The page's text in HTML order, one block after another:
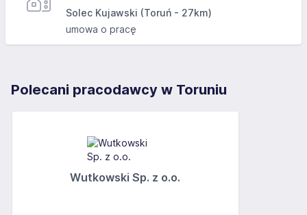
Solec Kujawski (Toruń - 27km)
umowa o pracę
Polecani pracodawcy w Toruniu
Wutkowski Sp. z o.o.